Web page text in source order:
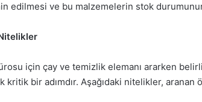
edilmesi ve bu malzemelerin stok
için çay ve temizlik elemanı ararken
kritik bir adımdır. Aşağıdaki nitelikler, aranan